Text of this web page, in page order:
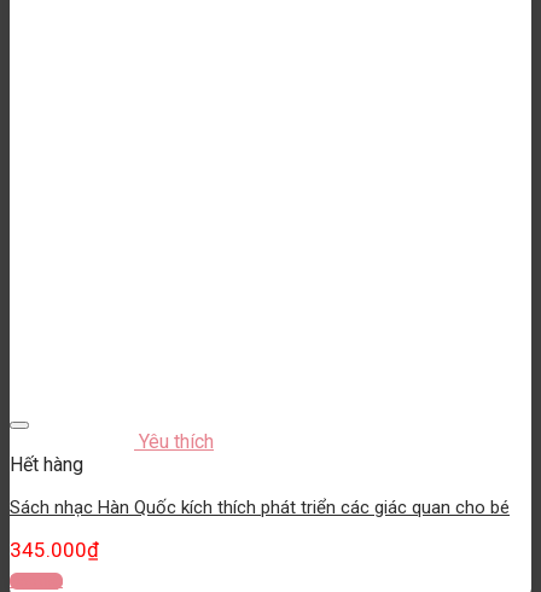
Yêu thích
Hết hàng
Sách nhạc Hàn Quốc kích thích phát triển các giác quan cho bé
345.000₫
Đọc tiếp